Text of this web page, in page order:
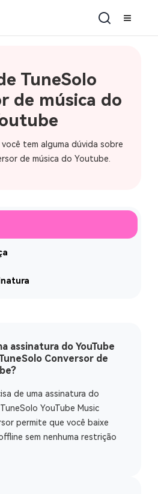
Youtube
TuneSolo
de música do
tem alguma dúvida sobre
de música do Youtube.
assinatura do YouTube
Conversor de
de uma assinatura do
YouTube Music
permite que você baixe
sem nenhuma restrição